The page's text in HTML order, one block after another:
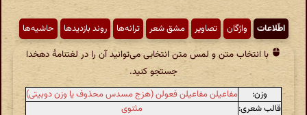
اطّلاعات واژگان تصاویر مشق شعر ترانه‌ها روند بازدیدها حاشیه‌ها
با انتخاب متن و لمس متن انتخابی می‌توانید آن را در لغتنامهٔ دهخدا
جستجو کنید.
وزن:
مفاعیلن مفاعیلن فعولن (هزج مسدس محذوف یا وزن دوبیتی)
قالب شعری:
مثنوی